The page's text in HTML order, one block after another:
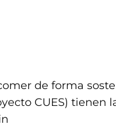
de forma
CUES) tienen